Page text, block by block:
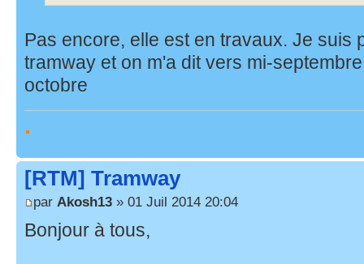
Pas encore, elle est en travaux. Je suis
tramway et on m'a dit vers mi-
octobre
.
[RTM] Tramway
par Akosh13 » 01 Juil 2014 20:04
Bonjour à tous,